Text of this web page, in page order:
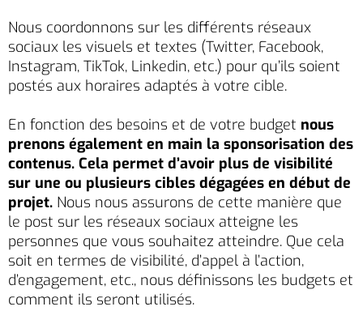
Nous coordonnons sur les différents réseaux
sociaux les visuels et textes (Twitter, Facebook,
Instagram, TikTok, Linkedin, etc.) pour qu’ils soient
postés aux horaires adaptés à votre cible.
En fonction des besoins et de votre budget nous
prenons également en main la sponsorisation des
contenus. Cela permet d’avoir plus de visibilité
sur une ou plusieurs cibles dégagées en début de
projet. Nous nous assurons de cette manière que
le post sur les réseaux sociaux atteigne les
personnes que vous souhaitez atteindre. Que cela
soit en termes de visibilité, d’appel à l’action,
d’engagement, etc., nous définissons les budgets et
comment ils seront utilisés.